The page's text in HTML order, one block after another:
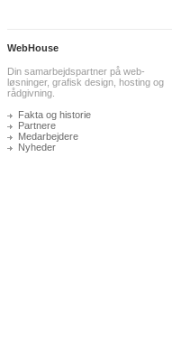
WebHouse
Din samarbejdspartner på web-
løsninger, grafisk design, hosting og
rådgivning.
Fakta og historie
Partnere
Medarbejdere
Nyheder